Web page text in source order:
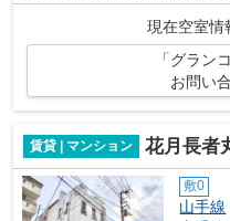
み置き場・エレベータなどが揃っ
現在空室情
「グラン
お問い
賃貸 | マンション 花月長者
敷0
山手線